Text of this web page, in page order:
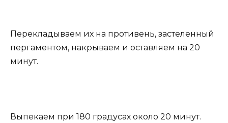
Перекладываем их на противень, застеленный
пергаментом, накрываем и оставляем на 20
минут.
Выпекаем при 180 градусах около 20 минут.